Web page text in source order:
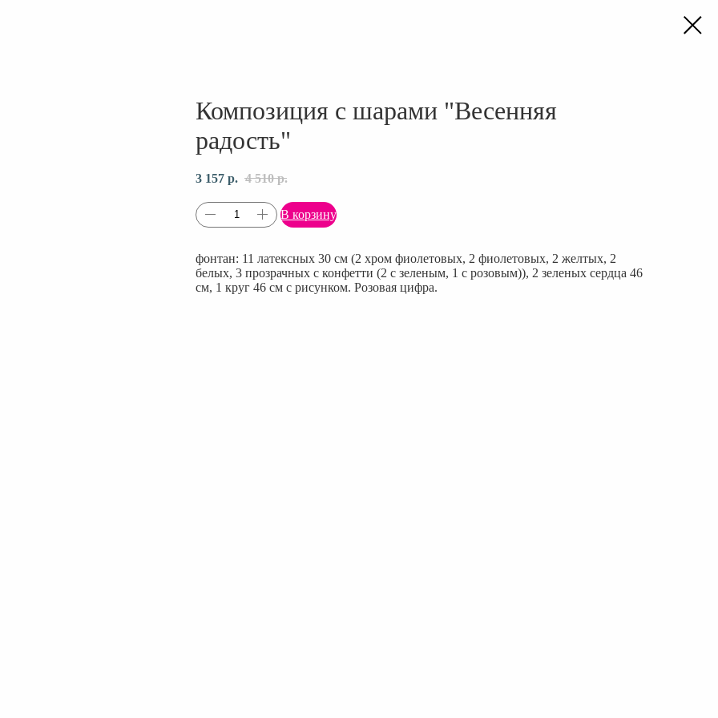
Композиция с шарами "Весенняя
радость"
3 157 р. 4 510 р.
В корзину
фонтан: 11 латексных 30 см (2 хром фиолетовых, 2 фиолетовых, 2 желтых, 2
белых, 3 прозрачных с конфетти (2 с зеленым, 1 с розовым)), 2 зеленых сердца 46
см, 1 круг 46 см с рисунком. Розовая цифра.